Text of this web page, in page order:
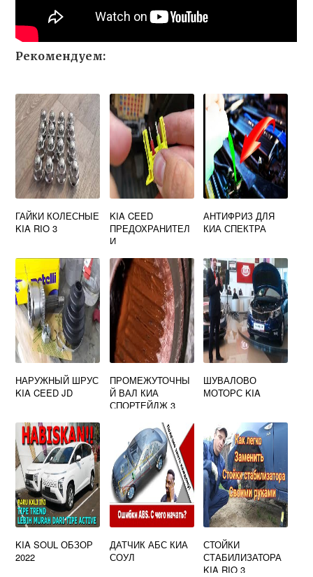
Рекомендуем:
ГАЙКИ КОЛЕСНЫЕ
KIA RIO 3
KIA CEED
ПРЕДОХРАНИТЕЛ
И
АНТИФРИЗ ДЛЯ
КИА СПЕКТРА
НАРУЖНЫЙ ШРУС
KIA CEED JD
ПРОМЕЖУТОЧНЫ
Й ВАЛ КИА
СПОРТЕЙДЖ 3
ШУВАЛОВО
МОТОРС KIA
KIA SOUL ОБЗОР
2022
ДАТЧИК АБС КИА
СОУЛ
СТОЙКИ
СТАБИЛИЗАТОРА
KIA RIO 3